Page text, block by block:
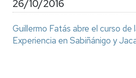
26/10/2016
Guillermo Fatás abre el curso de
Experiencia en Sabiñánigo y